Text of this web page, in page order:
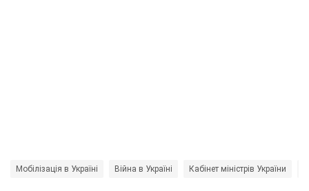
Мобілізація в Україні Війна в Україні Кабінет міністрів України